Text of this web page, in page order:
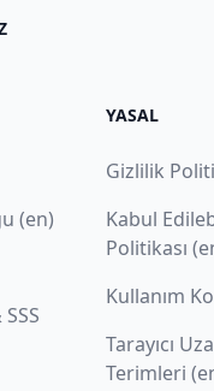
(en)
YASAL
Gizlilik
Kabul
Politikası
Kullanım
Tarayıcı
Terimleri